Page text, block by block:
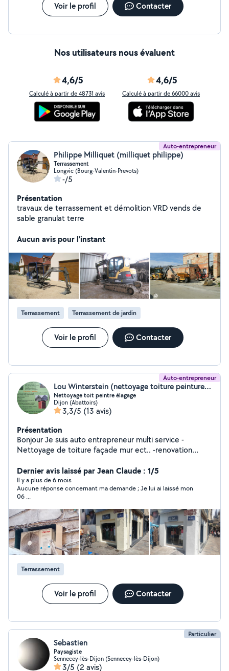
Voir le profil Contacter
Nos utilisateurs nous évaluent
4,6/5
Calculé à partir de 48731 avis
4,6/5
Calculé à partir de 66000 avis
Auto-entrepreneur
Philippe Milliquet (milliquet philippe)
Terrassement
Longvic (Bourg-Valentin-Prevots)
-/5
Présentation
travaux de terrassement et démolition VRD vends de
sable granulat terre
Aucun avis pour l'instant
Terrassement Terrassement de jardin
Voir le profil Contacter
Auto-entrepreneur
Lou Winterstein (nettoyage toiture peinture entretien espace vert)
Nettoyage toit peintre élagage
Dijon (Abattoirs)
3,3/5 (13 avis)
Présentation
Bonjour Je suis auto entrepreneur multi service -
Nettoyage de toiture façade mur ect.. -renovation
laqué ect.. -Peinture intérieur et extérieur façade pignon
toiture mur ect.. sur tout support -Elagage abbatage
taille de haie taille d'arbre plantation d'arbre
dessouchage de haie et d'arbre tonte de pelouse -
débarras de maison cave grenier grange nettoyage de
terrain évacuation de tout encombrants.demolition et
évacuation de mûr cabanon maison dalle et autre merci
Dernier avis laissé par Jean Claude : 1/5
Il y a plus de 6 mois
Aucune réponse concernant ma demande ; Je lui ai laissé mon
06 ...
Terrassement
Voir le profil Contacter
Particulier
Sebastien
Paysagiste
Sennecey-lès-Dijon (Sennecey-lès-Dijon)
3/5 (2 avis)